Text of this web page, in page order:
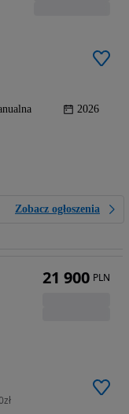
2026
Zobacz ogłoszenia
21 900 PLN